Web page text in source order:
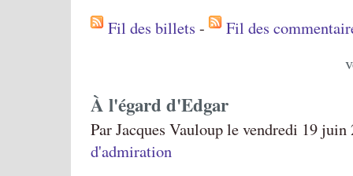
Fil des billets -
Fil des
À l'égard d'Edgar
Par Jacques Vauloup le vendredi 19
d'admiration